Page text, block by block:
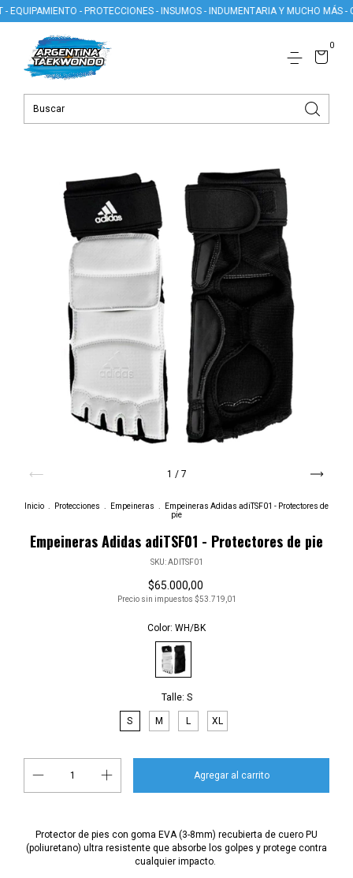
- PROTECCIONES - INSUMOS - INDUMENTARIA Y MUCHO MÁS - CREÁ
0
1 / 7
Inicio Protecciones Empeineras
Empeineras Adidas adiTSF01 - Protectores de
pie
Empeineras Adidas adiTSF01 - Protectores de pie
SKU:ADITSF01
$65.000,00
Precio sin impuestos $53.719,01
Color: WH/BK
Talle: S
S M L XL
Protector de pies con goma EVA (3-8mm) recubierta de cuero PU
(poliuretano) ultra resistente que absorbe los golpes y protege contra
cualquier impacto.